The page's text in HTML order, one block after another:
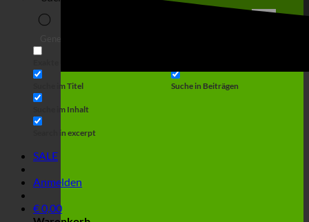
Suche im Titel
Suche im Inhalt
Search in excerpt
Suche in Beiträgen
SALE
Anmelden
€0,00